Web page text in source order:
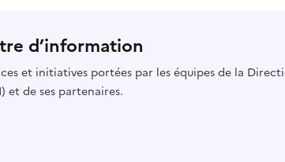
d’information
et initiatives portées par les équipes de la
et de ses partenaires.